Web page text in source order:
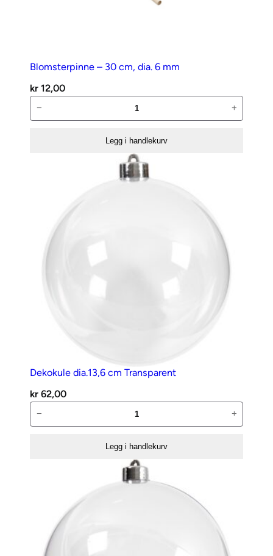
Blomsterpinne – 30 cm, dia. 6 mm
kr 12,00
–
− +
Legg i handlekurv
Dekokule dia.13,6 cm Transparent
kr 62,00
dia.13,6
− +
Legg i handlekurv